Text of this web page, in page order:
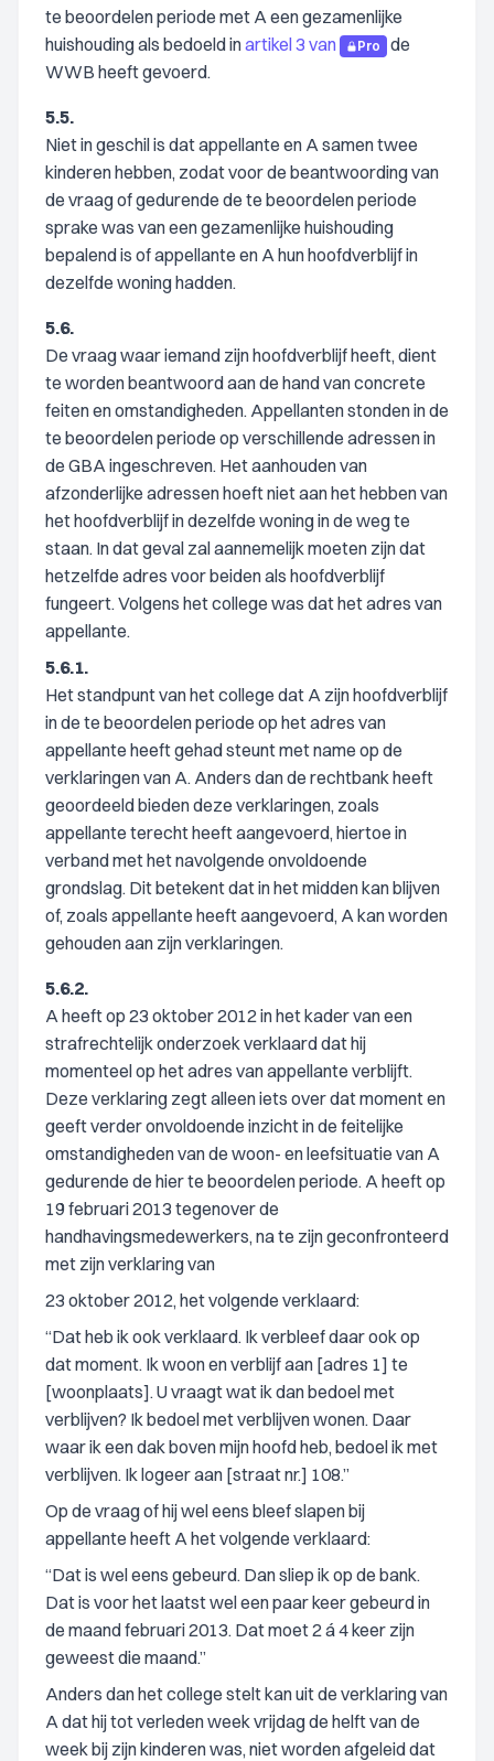
te beoordelen periode met A een gezamenlijke
huishouding als bedoeld inartikel 3 van Pro
de
WWB heeft gevoerd.
5.5.
Niet in geschil is dat appellante en A samen twee
kinderen hebben, zodat voor de beantwoording van
de vraag of gedurende de te beoordelen periode
sprake was van een gezamenlijke huishouding
bepalend is of appellante en A hun hoofdverblijf in
dezelfde woning hadden.
5.6.
De vraag waar iemand zijn hoofdverblijf heeft, dient
te worden beantwoord aan de hand van concrete
feiten en omstandigheden. Appellanten stonden in de
te beoordelen periode op verschillende adressen in
de GBA ingeschreven. Het aanhouden van
afzonderlijke adressen hoeft niet aan het hebben van
het hoofdverblijf in dezelfde woning in de weg te
staan. In dat geval zal aannemelijk moeten zijn dat
hetzelfde adres voor beiden als hoofdverblijf
fungeert. Volgens het college was dat het adres van
appellante.
5.6.1.
Het standpunt van het college dat A zijn hoofdverblijf
in de te beoordelen periode op het adres van
appellante heeft gehad steunt met name op de
verklaringen van A. Anders dan de rechtbank heeft
geoordeeld bieden deze verklaringen, zoals
appellante terecht heeft aangevoerd, hiertoe in
verband met het navolgende onvoldoende
grondslag. Dit betekent dat in het midden kan blijven
of, zoals appellante heeft aangevoerd, A kan worden
gehouden aan zijn verklaringen.
5.6.2.
A heeft op 23 oktober 2012 in het kader van een
strafrechtelijk onderzoek verklaard dat hij
momenteel op het adres van appellante verblijft.
Deze verklaring zegt alleen iets over dat moment en
geeft verder onvoldoende inzicht in de feitelijke
omstandigheden van de woon- en leefsituatie van A
gedurende de hier te beoordelen periode. A heeft op
19 februari 2013 tegenover de
handhavingsmedewerkers, na te zijn geconfronteerd
met zijn verklaring van
23 oktober 2012, het volgende verklaard:
“Dat heb ik ook verklaard. Ik verbleef daar ook op
dat moment. Ik woon en verblijf aan [adres 1] te
[woonplaats]. U vraagt wat ik dan bedoel met
verblijven? Ik bedoel met verblijven wonen. Daar
waar ik een dak boven mijn hoofd heb, bedoel ik met
verblijven. Ik logeer aan [straat nr.] 108.”
Op de vraag of hij wel eens bleef slapen bij
appellante heeft A het volgende verklaard:
“Dat is wel eens gebeurd. Dan sliep ik op de bank.
Dat is voor het laatst wel een paar keer gebeurd in
de maand februari 2013. Dat moet 2 á 4 keer zijn
geweest die maand.”
Anders dan het college stelt kan uit de verklaring van
A dat hij tot verleden week vrijdag de helft van de
week bij zijn kinderen was, niet worden afgeleid dat